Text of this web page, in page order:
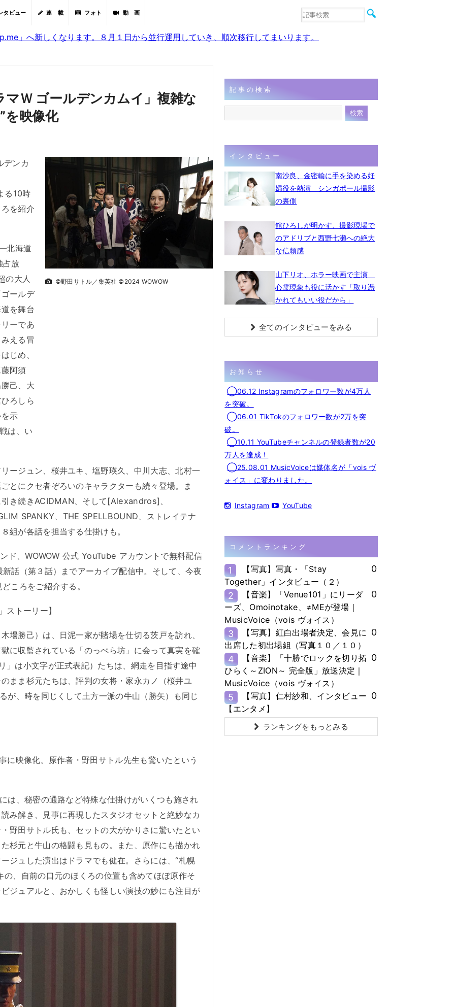
タビュー 連 載 フォト 動 画
音楽
」へ新しくなります。８月１日から並行運用していき、順次移行してまいります。
マＷ ゴールデンカムイ」複雑な
を映像化
©野田サトル／集英社 ©2024 WOWOW
ンカ
る10時
を紹介
北海道
占放
の大人
ールデ
を舞台
ーであ
える冒
じめ、
阿須
己、大
ろしら
示
は、い
ジュン、桜井ユキ、塩野瑛久、中川大志、北村一
とにクセ者ぞろいのキャラクターも続々登場。ま
き続きACIDMAN、そして[Alexandros]、
SPANKY、THE SPELLBOUND、ストレイテナ
組が各話を担当する仕掛けも。
、WOWOW 公式 YouTube アカウントで無料配信
話（第３話）までアーカイブ配信中。そして、今夜
ころをご紹介する。
トーリー】
勝己）は、日泥一家が賭場を仕切る茨戸を訪れ、
に収監されている「のっぺら坊」に会って真実を確
」は小文字が正式表記）たちは、網走を目指す途中
まま杉元たちは、評判の女将・家永カノ（桜井ユ
が、時を同じくして土方一派の牛山（勝矢）も同じ
に映像化。原作者・野田サトル先生も驚いたという
、秘密の通路など特殊な仕掛けがいくつも施され
み解き、見事に再現したスタジオセットと絶妙なカ
野田サトル氏も、セットの大がかりさに驚いたとい
杉元と牛山の格闘も見もの。また、原作にも描かれ
ジュした演出はドラマでも健在。さらには、“札幌
、自前の口元のほくろの位置も含めてほぼ原作そ
ジュアルと、おかしくも怪しい演技の妙にも注目が
記事の検索
インタビュー
南沙良、金密輸に手を染める妊
婦役を熱演 シンガポール撮影
の裏側
舘ひろしが明かす、撮影現場で
のアドリブと西野七瀬への絶大
な信頼感
山下リオ、ホラー映画で主演
心霊現象も役に活かす「取り憑
かれてもいい役だから」
全てのインタビューをみる
お知らせ
◯06.12 Instagramのフォロワー数が4万人
を突破。
◯06.01 TikTokのフォロワー数が2万を突
破。
◯10.11 YouTubeチャンネルの登録者数が20
万人を達成！
◯25.08.01 MusicVoiceは媒体名が「vois ヴ
ォイス」に変わりました。
Instagram YouTube
コメントランキング
1
【写真】写真・「Stay
Together」インタビュー（２）
0
2
【音楽】「Venue101」にリーダ
ーズ、Omoinotake、≠MEが登場｜
MusicVoice（vois ヴォイス）
0
3
【写真】紅白出場者決定、会見に
出席した初出場組（写真１０／１０）
0
4
【音楽】「十勝でロックを切り拓
ひらく～ZION～ 完全版」放送決定｜
MusicVoice（vois ヴォイス）
0
5
【写真】仁村紗和、インタビュー
【エンタメ】
0
ランキングをもっとみる